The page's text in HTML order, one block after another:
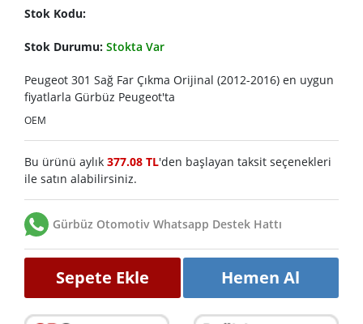
Stok Kodu:
Stok Durumu: Stokta Var
Peugeot 301 Sağ Far Çıkma Orijinal (2012-2016) en uygun
fiyatlarla Gürbüz Peugeot'ta
OEM
Bu ürünü aylık 377.08 TL'den başlayan taksit seçenekleri
ile satın alabilirsiniz.
Gürbüz Otomotiv Whatsapp Destek Hattı
Sepete Ekle Hemen Al